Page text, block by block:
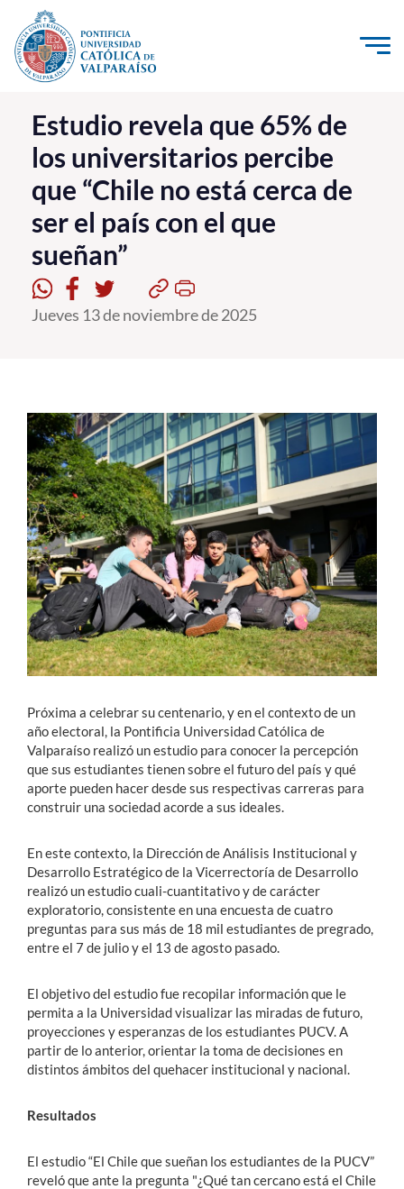
Click acá para ir directamente al contenido
La Universidad
Investigación, Creación e Innovación
PUCV Internacional
Vinculación con el Medio
Admisión
Pregrado
Estudiantes
Académicos
Funcionarios
Alumni
English
Estudio revela que 65% de
los universitarios percibe
que “Chile no está cerca de
ser el país con el que
sueñan”
Jueves 13 de noviembre de 2025
Próxima a celebrar su centenario, y en el contexto de un
año electoral, la Pontificia Universidad Católica de
Valparaíso realizó un estudio para conocer la percepción
que sus estudiantes tienen sobre el futuro del país y qué
aporte pueden hacer desde sus respectivas carreras para
construir una sociedad acorde a sus ideales.
En este contexto, la Dirección de Análisis Institucional y
Desarrollo Estratégico de la Vicerrectoría de Desarrollo
realizó un estudio cuali-cuantitativo y de carácter
exploratorio, consistente en una encuesta de cuatro
preguntas para sus más de 18 mil estudiantes de pregrado,
entre el 7 de julio y el 13 de agosto pasado.
El objetivo del estudio fue recopilar información que le
permita a la Universidad visualizar las miradas de futuro,
proyecciones y esperanzas de los estudiantes PUCV. A
partir de lo anterior, orientar la toma de decisiones en
distintos ámbitos del quehacer institucional y nacional.
Resultados
El estudio “El Chile que sueñan los estudiantes de la PUCV”
reveló que ante la pregunta "¿Qué tan cercano está el Chile